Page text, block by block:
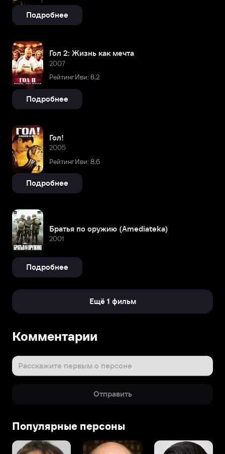
Подробнее
Гол 2: Жизнь как мечта
2007
Рейтинг Иви: 8,2
Подробнее
Гол!
2005
Рейтинг Иви: 8,6
Подробнее
Братья по оружию (Amediateka)
2001
Подробнее
Ещё 1 фильм
Комментарии
Расскажите первым о персоне
Отправить
Популярные персоны